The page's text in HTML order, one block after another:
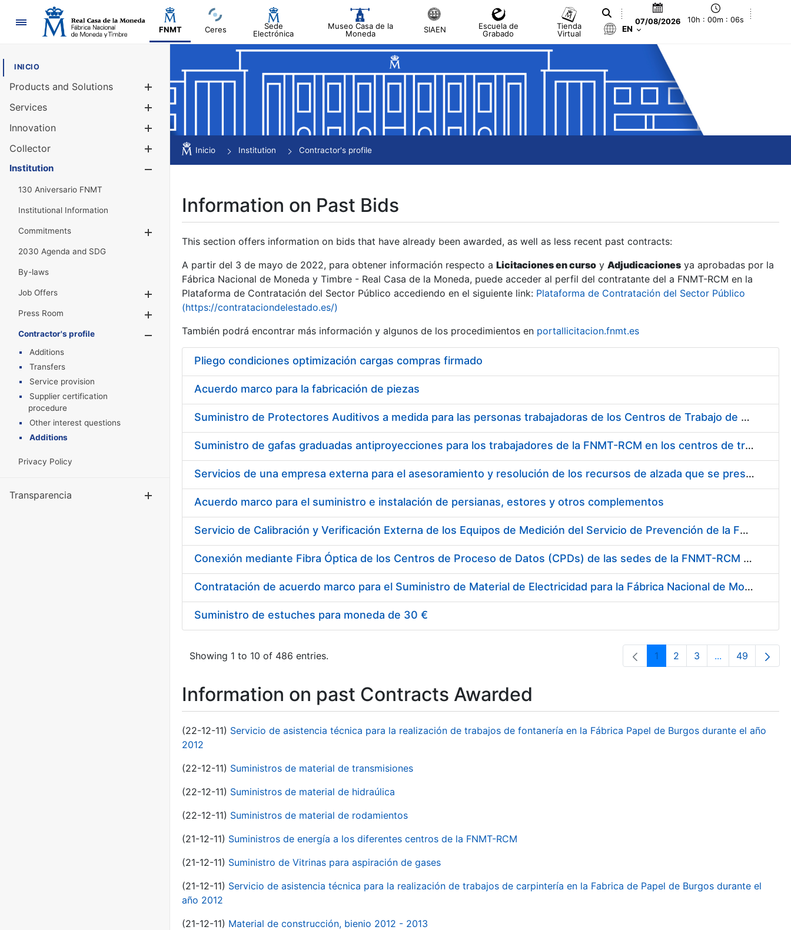
Navigation
FNMT Ceres
Sede
Electrónica
Museo Casa de la
Moneda
SIAEN
Escuela de
Grabado
Tienda
Virtual
07/08/2026 10h : 00m : 07s
EN
INICIO
Products and Solutions
Services
Innovation
Collector
Show/Hide
Institution
130 Aniversario FNMT
Institutional Information
Commitments
2030 Agenda and SDG
By-laws
Job Offers
Show/Hide
Press Room
Show/Hide
Contractor's profile
Show/Hide
Additions
Transfers
Service provision
Supplier certification
procedure
Other interest questions
Additions
Privacy Policy
Transparencia Show/Hide
Inicio Institution Contractor's profile
Information on Past Bids
This section offers information on bids that have already been awarded, as well as less recent past contracts:
A partir del 3 de mayo de 2022, para obtener información respecto a Licitaciones en curso y Adjudicaciones ya aprobadas por la
Fábrica Nacional de Moneda y Timbre - Real Casa de la Moneda, puede acceder al perfil del contratante del a FNMT-RCM en la
Plataforma de Contratación del Sector Público accediendo en el siguiente link: Plataforma de Contratación del Sector Público
(https://contrataciondelestado.es/)
También podrá encontrar más información y algunos de los procedimientos en portallicitacion.fnmt.es
Pliego condiciones optimización cargas compras firmado
Acuerdo marco para la fabricación de piezas
Suministro de Protectores Auditivos a medida para las personas trabajadoras de los Centros de Trabajo de Madrid y Burgos
Suministro de gafas graduadas antiproyecciones para los trabajadores de la FNMT-RCM en los centros de trabajo de Madrid y Burgos
Servicios de una empresa externa para el asesoramiento y resolución de los recursos de alzada que se presentan relacionados con procesos de selección para la FNMT-RCM
Acuerdo marco para el suministro e instalación de persianas, estores y otros complementos
Servicio de Calibración y Verificación Externa de los Equipos de Medición del Servicio de Prevención de la FNMT-RCM
Conexión mediante Fibra Óptica de los Centros de Proceso de Datos (CPDs) de las sedes de la FNMT-RCM de Burgos y Madrid
Contratación de acuerdo marco para el Suministro de Material de Electricidad para la Fábrica Nacional de Moneda y Timbre-Real Casa de la Moneda en su centro de trabajo de Burgos
Suministro de estuches para moneda de 30 €
Showing 1 to 10 of 486 entries. Page
1 Page
2 Page
3 ...Intermediate
Page
49
Information on past Contracts Awarded
(22-12-11) Servicio de asistencia técnica para la realización de trabajos de fontanería en la Fábrica Papel de Burgos durante el año
2012
(22-12-11) Suministros de material de transmisiones
(22-12-11) Suministros de material de hidraúlica
(22-12-11) Suministros de material de rodamientos
(21-12-11) Suministros de energía a los diferentes centros de la FNMT-RCM
(21-12-11) Suministro de Vitrinas para aspiración de gases
(21-12-11) Servicio de asistencia técnica para la realización de trabajos de carpintería en la Fabrica de Papel de Burgos durante el
año 2012
(21-12-11) Material de construcción, bienio 2012 - 2013